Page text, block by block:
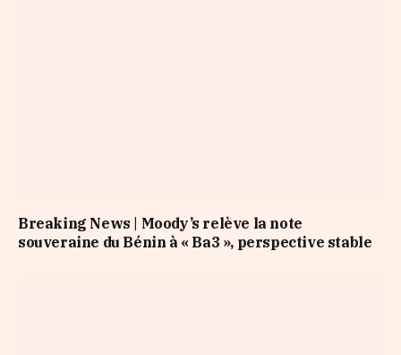
Breaking News | Moody’s relève la note
souveraine du Bénin à « Ba3 », perspective stable